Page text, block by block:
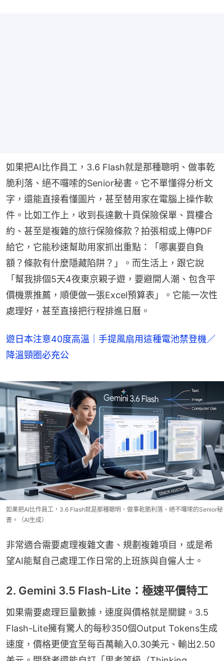
如果把AI比作員工，3.6 Flash就是那種聰明、做事乾
脆利落、絕不囉嗦的Senior秘書。它不單懂得分析文
字，還能直接看懂圖片，甚至替用家在電腦上操作軟
件。比如工作上，收到長達數十頁保險保單、買樓合
約、甚至是複雜的旅行保險條款？拍張相或上傳PDF
給它，它能秒速幫助用家抓出重點：「哪裏要自負
額？條款有什麼隱藏陷阱？」。而生活上，跟它說
「幫我排個5天4夜東京親子遊，要避開人潮、包含平
價機票推薦，順便做一張Excel預算表」。它能一次性
處理好，甚至直接把行程排進日曆。
遊日本注意40度高溫｜手提風扇用這種電池禁登機／
降溫頸圈必充公
如果把AI比作員工，3.6 Flash就是那種聰明、做事乾脆利落、絕不囉嗦的Senior秘
書。（AI生成）
非常適合需要處理複雜文書、規劃複雜項目，或是希
望AI能幫自己處理工作日常的上班族與自僱人士。
2. Gemini 3.5 Flash-Lite：極速平價特工
如果需要處理巨量數據，速度與價格就是關鍵。3.5
Flash-Lite擁有驚人的每秒350個Output Tokens生成
速度，價格更便宜至每百萬輸入0.30美元、輸出2.50